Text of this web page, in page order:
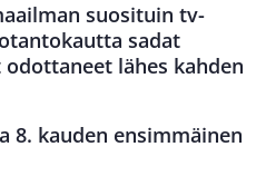
suosituin tv-
sadat
lähes kahden
8. kauden ensimmäinen